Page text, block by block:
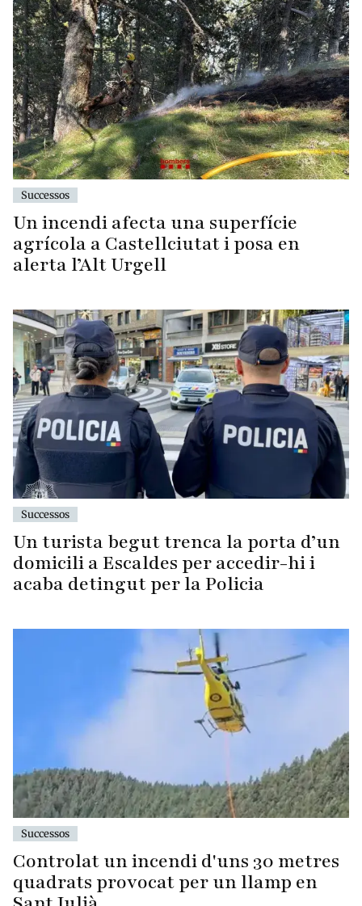
Successos
Un incendi afecta una superfície
agrícola a Castellciutat i posa en
alerta l’Alt Urgell
Successos
Un turista begut trenca la porta d’un
domicili a Escaldes per accedir-hi i
acaba detingut per la Policia
Successos
Controlat un incendi d'uns 30 metres
quadrats provocat per un llamp en